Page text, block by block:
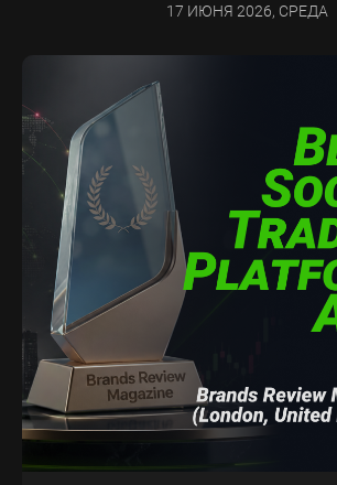
17 ИЮНЯ 2026, СРЕДА